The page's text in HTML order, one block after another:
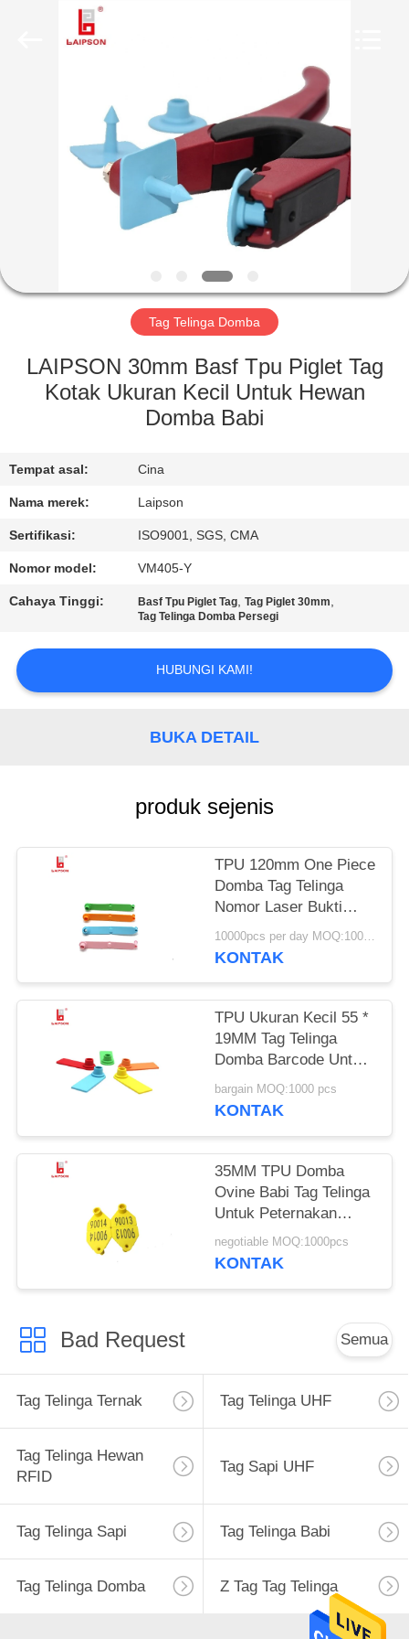
PRODUK
TUR
KONTROL
HUBUNGI
KAMI
BERITA
PERMINTAAN
PENAWARAN
Tag Telinga Domba
LAIPSON 30mm Basf Tpu Piglet Tag
Kotak Ukuran Kecil Untuk Hewan
Domba Babi
Tempat asal: Cina
Nama merek: Laipson
Sertifikasi: ISO9001, SGS, CMA
Nomor model: VM405-Y
Cahaya Tinggi: Basf Tpu Piglet Tag,Tag Piglet 30mm,
Tag Telinga Domba Persegi
HUBUNGI KAMI!
BUKA DETAIL
produk sejenis
TPU 120mm One Piece
Domba Tag Telinga
Nomor Laser Bukti
Snag / Pencetakan
Kode Bar
10000pcs per day MOQ:1000pcs
KONTAK
TPU Ukuran Kecil 55 *
19MM Tag Telinga
Domba Barcode Untuk
Pertanian
bargain MOQ:1000 pcs
KONTAK
35MM TPU Domba
Ovine Babi Tag Telinga
Untuk Peternakan
Ternak Manajemen
Yang Baik
negotiable MOQ:1000pcs
KONTAK
Bad Request Semua
Tag Telinga Ternak Tag Telinga UHF
Tag Telinga Hewan
RFID
Tag Sapi UHF
Tag Telinga Sapi Tag Telinga Babi
Tag Telinga Domba Z Tag Tag Telinga